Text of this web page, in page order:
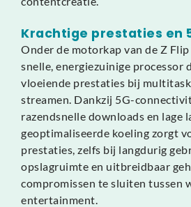
Krachtige prestaties en
Onder de motorkap van de Z Flip
snelle, energiezuinige processor
vloeiende prestaties bij
streamen. Dankzij 5G-
razendsnelle downloads en lage
geoptimaliseerde koeling zorgt
prestaties, zelfs bij langdurig
opslagruimte en uitbreidbaar
compromissen te sluiten tussen
entertainment.